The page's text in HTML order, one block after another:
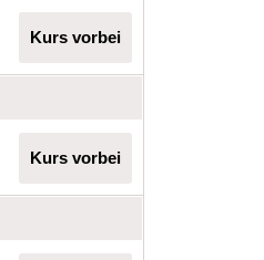
Kurs vorbei
Kurs vorbei